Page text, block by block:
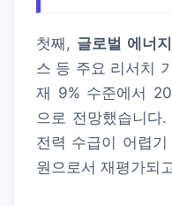
첫째, 글로벌 에너
스 등 주요 리서치
재 9% 수준에서
으로 전망했습니다
전력 수급이 어렵
원으로서 재평가되